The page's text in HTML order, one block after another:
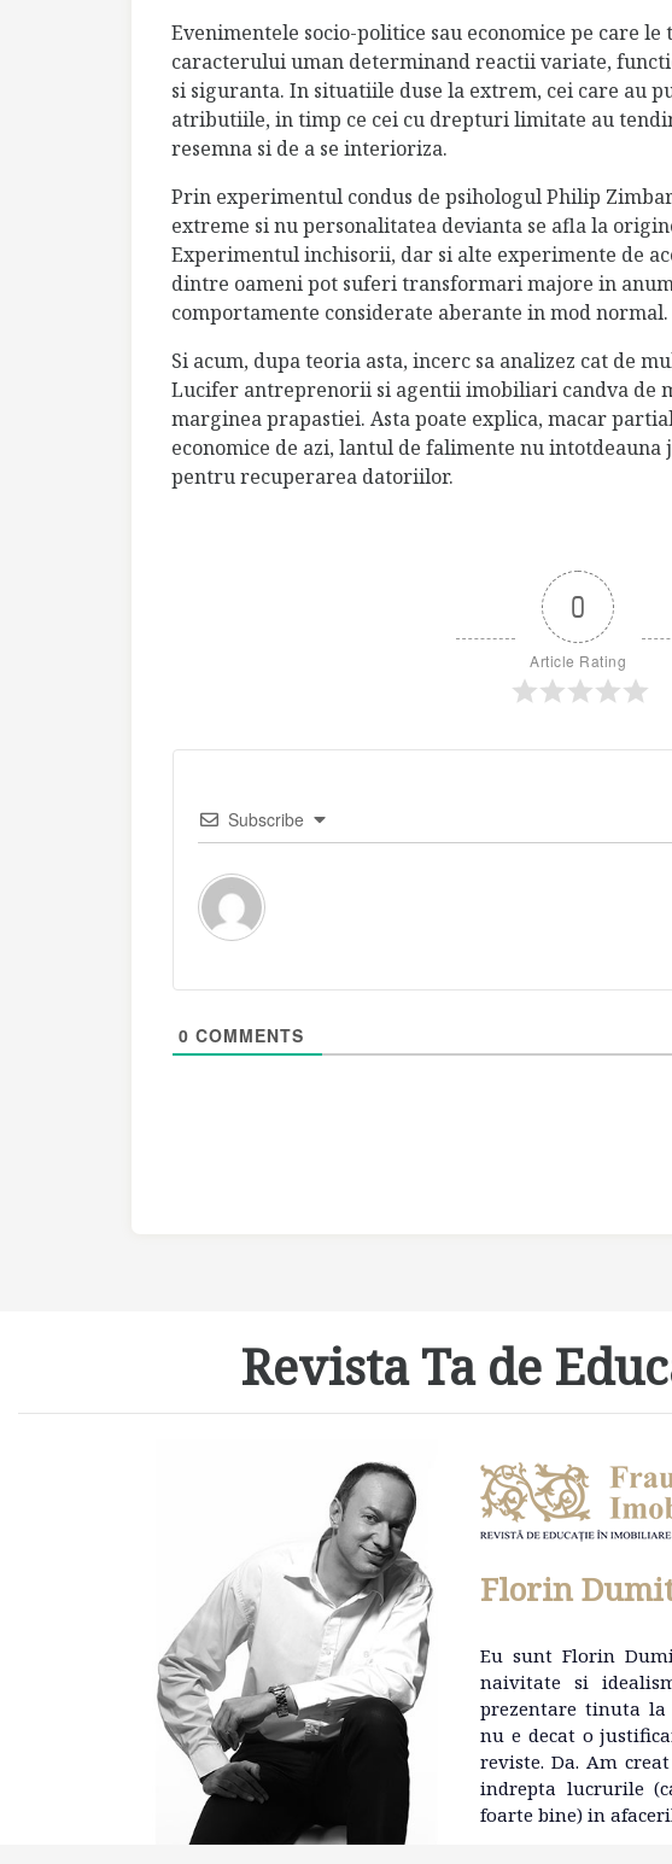
Evenimentele socio-politice sau economice pe care
caracterului uman determinand reactii variate,
si siguranta. In situatiile duse la extrem, cei care au
atributiile, in timp ce cei cu drepturi limitate au
resemna si de a se interioriza.
Prin experimentul condus de psihologul Philip
extreme si nu personalitatea devianta se afla la
Experimentul inchisorii, dar si alte experimente de
dintre oameni pot suferi transformari majore in
comportamente considerate aberante in mod normal.
Si acum, dupa teoria asta, incerc sa analizez cat de
Lucifer antreprenorii si agentii imobiliari candva de
marginea prapastiei. Asta poate explica, macar
economice de azi, lantul de falimente nu
pentru recuperarea datoriilor.
0
Article Rating
Subscribe
0 COMMENTS
Revista Ta de
Florin
Eu sunt Florin
naivitate si
prezentare tinuta
nu e decat o
reviste. Da. Am
indrepta lucrurile
foarte bine) in